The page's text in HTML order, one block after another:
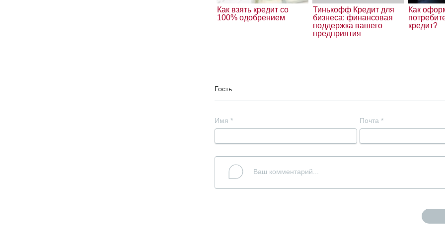
Как взять кредит со
100% одобрением
Тинькофф Кредит для
бизнеса: финансовая
поддержка вашего
предприятия
Как
кредит?
Гость
Имя * Почта *